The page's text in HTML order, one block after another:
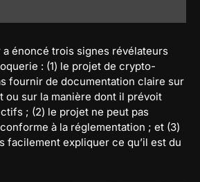
a énoncé trois signes révélateurs
: (1) le projet de crypto-
fournir de documentation claire sur
ou sur la manière dont il prévoit
; (2) le projet ne peut pas
à la réglementation ; et (3)
facilement expliquer ce qu’il est du